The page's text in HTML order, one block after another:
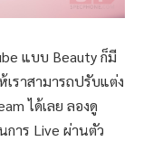
แบบ Beauty ก็มี
ราสามารถปรับแต่ง
ได้เลย ลองดู
การ Live ผ่านตัว